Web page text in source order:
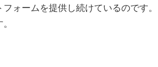
ォームを提供し続けているのです